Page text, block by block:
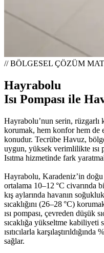
// BÖLGESEL ÇÖZÜM
Hayrabolu
Isı Pompası ile
Hayrabolu’nun serin, rüzgarlı
korumak, hem konfor hem de
konudur. Tecrübe Havuz,
uygun, yüksek verimlilikte ısı
Isıtma hizmetinde fark
Hayrabolu, Karadeniz’in
ortalama 10–12 °C civarında
kış aylarında havanın
sıcaklığını (26–28 °C)
ısı pompası, çevreden düşük
sıcaklığa yükseltme kabiliyeti
ısıtıcılarla
sağlar.